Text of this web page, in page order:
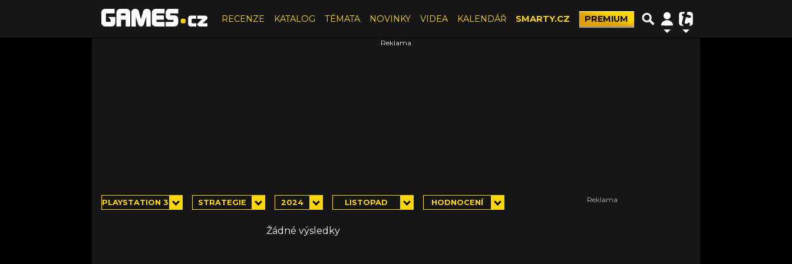
RECENZE KATALOG TÉMATA NOVINKY VIDEA KALENDÁŘ SMARTY.CZ PREMIUM
PLAYSTATION 3 STRATEGIE 2024 LISTOPAD HODNOCENÍ
Žádné výsledky